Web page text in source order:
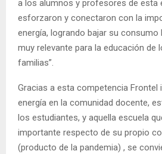
a los alumnos y profesores de esta
esforzaron y conectaron con la
energía, logrando bajar su consumo
muy relevante para la educación de
familias”.
Gracias a esta competencia Frontel
energía en la comunidad docente,
los estudiantes, y aquella escuela
importante respecto de su propio
(producto de la pandemia) , se